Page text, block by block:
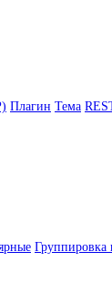
Плагин Тема
Группировка